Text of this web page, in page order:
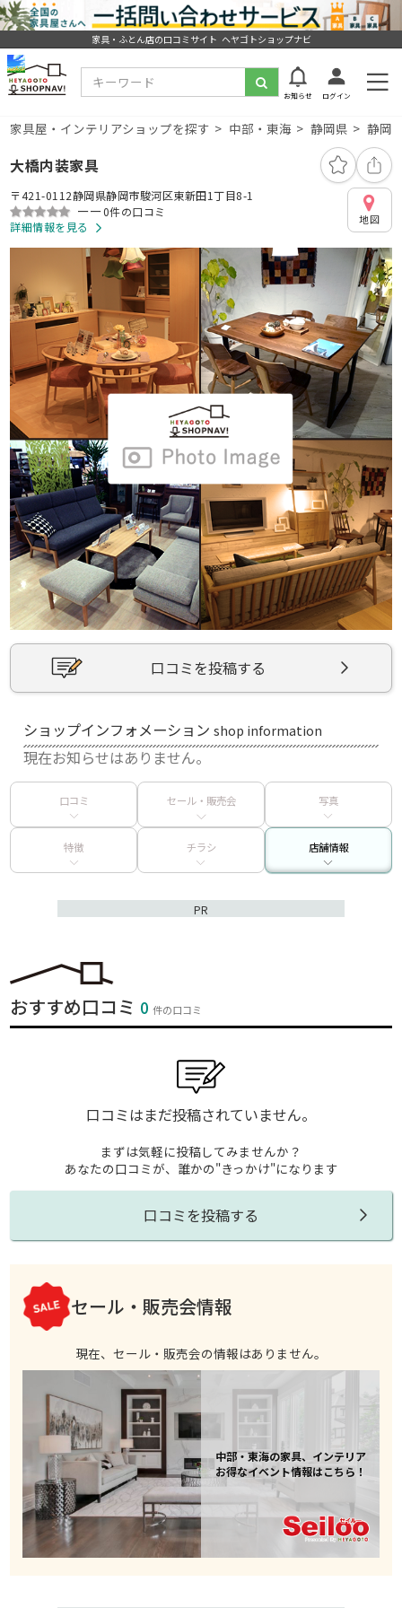
家具・ふとん店の口コミサイト ヘヤゴトショップナビ
お知らせ ログイン
家具屋・インテリアショップを探す 中部・東海 静岡県 静岡
大橋内装家具
〒421-0112静岡県静岡市駿河区東新田1丁目8-1
ーー0件の口コミ
詳細情報を見る
地図
口コミを投稿する
ショップインフォメーションshop information
現在お知らせはありません。
口コミ セール・販売会 写真
特徴 チラシ 店舗情報
PR
おすすめ口コミ 0件の口コミ
口コミはまだ投稿されていません。
まずは気軽に投稿してみませんか？
あなたの口コミが、誰かの"きっかけ"になります
口コミを投稿する
セール・販売会情報
現在、セール・販売会の情報はありません。
中部・東海の家具、インテリア
お得なイベント情報はこちら！